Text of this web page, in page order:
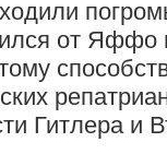
от Яффо
Гитлера и